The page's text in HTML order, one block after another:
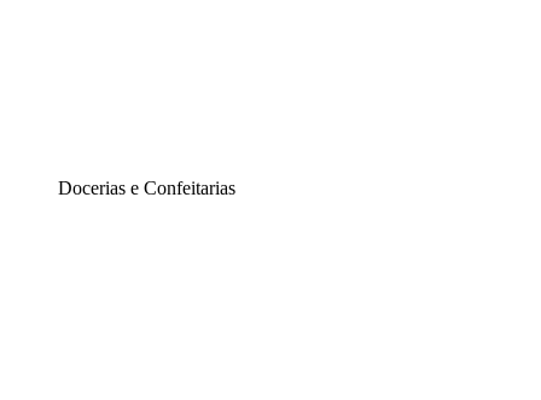
Docerias e Confeitarias